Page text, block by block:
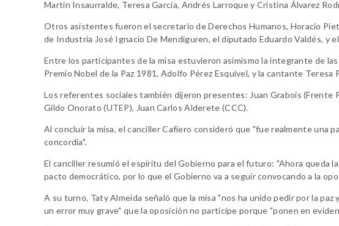
Martín Insaurralde, Teresa García, Andrés Larroque y Cristina Álvarez
Otros asistentes fueron el secretario de Derechos Humanos, Horacio
de Industria José Ignacio De Mendiguren, el diputado Eduardo Valdés, y
Entre los participantes de la misa estuvieron asimismo la integrante de
Premio Nobel de la Paz 1981, Adolfo Pérez Esquivel, y la cantante
Los referentes sociales también dijeron presentes: Juan Grabois (Frente
Gildo Onorato (UTEP), Juan Carlos Alderete (CCC).
Al concluir la misa, el canciller Cafiero consideró que "fue realmente una
concordia".
El canciller resumió el espíritu del Gobierno para el futuro: "Ahora queda
pacto democrático, por lo que el Gobierno va a seguir convocando a la
A su turno, Taty Almeida señaló que la misa "nos ha unido pedir por la
un error muy grave" que la oposición no participe porque "ponen en